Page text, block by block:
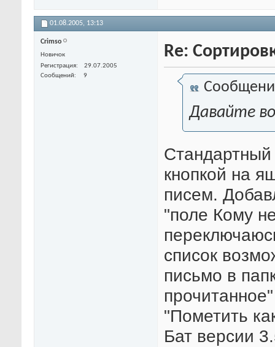
01.08.2005, 13:13
Crimso
Новичок
Регистрация
29.07.2005
Сообщений
9
Re:
Давайте
кнопкой на
писем.
"поле Кому
список
письмо в
"Пометить
Бат версии